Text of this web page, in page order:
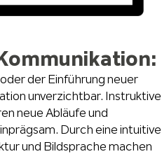
der Einführung neuer
unverzichtbar. Instruktive
neue Abläufe und
Durch eine intuitive
und Bildsprache machen